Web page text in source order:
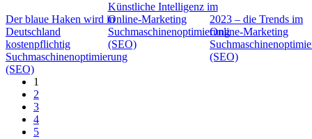
Der blaue Haken wird in
Deutschland
kostenpflichtig
Suchmaschinenoptimierung
(SEO)
Künstliche Intelligenz im
Online-Marketing
Suchmaschinenoptimierung
(SEO)
2023 – die Trends im
Online-Marketing
(SEO)
1
2
3
4
5